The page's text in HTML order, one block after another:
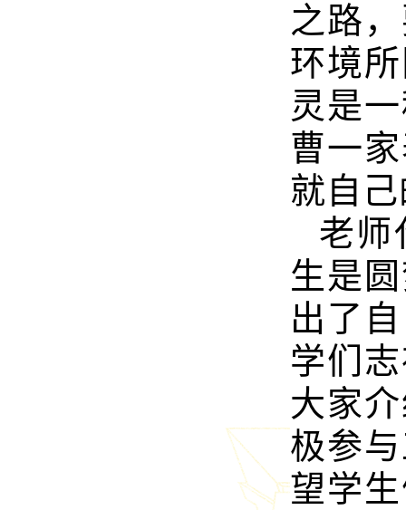
之路
环境
灵是
曹一家
就自
老师
生是
出了
学们
大家
极参
望学